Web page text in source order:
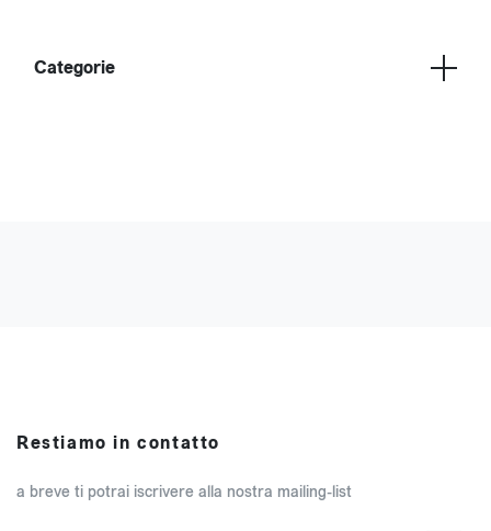
Categorie
Restiamo in contatto
a breve ti potrai iscrivere alla nostra mailing-list